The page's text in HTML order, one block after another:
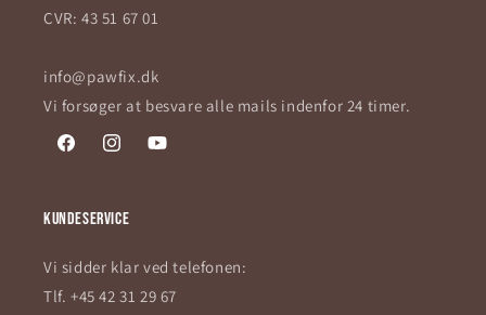
CVR: 43 51 67 01
info@pawfix.dk
Vi forsøger at besvare alle mails indenfor 24 timer.
FacebookInstagramYouTube
Kundeservice
Vi sidder klar ved telefonen:
Tlf. +45 42 31 29 67